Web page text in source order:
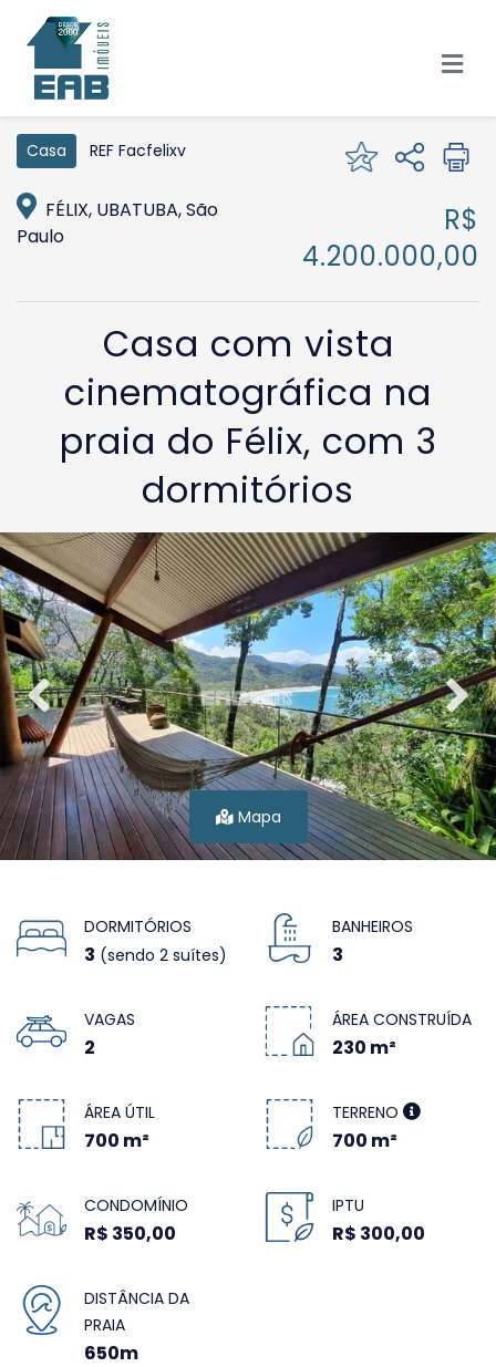
Casa REF Facfelixv
FÉLIX, UBATUBA, São
Paulo
R$
4.200.000,00
Casa com vista
cinematográfica na
praia do Félix, com 3
dormitórios
Mapa
DORMITÓRIOS
3 (sendo 2 suítes)
BANHEIROS
3
VAGAS
2
ÁREA CONSTRUÍDA
230 m²
ÁREA ÚTIL
700 m²
TERRENO
700 m²
CONDOMÍNIO
R$ 350,00
IPTU
R$ 300,00
DISTÂNCIA DA
PRAIA
650m